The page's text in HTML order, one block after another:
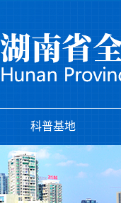
科普基地